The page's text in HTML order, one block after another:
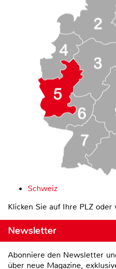
Schweiz
Klicken Sie auf Ihre PLZ oder
Newsletter
Abonniere den Newsletter
über neue Magazine,